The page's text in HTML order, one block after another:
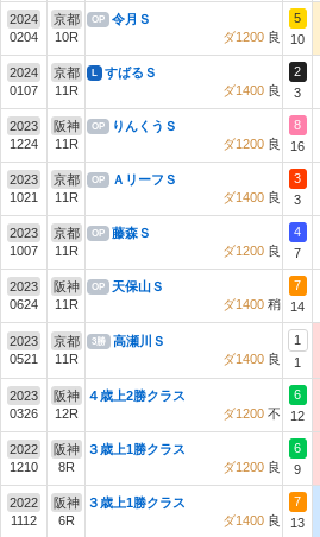
2024
0204
京都
10R
OP
令月Ｓ
ダ1200 良
5
10
2024
0107
京都
11R
L
すばるＳ
ダ1400 良
2
3
2023
1224
阪神
11R
OP
りんくうＳ
ダ1200 良
8
16
2023
1021
京都
11R
OP
ＡリーフＳ
ダ1400 良
3
3
2023
1007
京都
11R
OP
藤森Ｓ
ダ1200 良
4
7
2023
0624
阪神
11R
OP
天保山Ｓ
ダ1400 稍
7
14
2023
0521
京都
11R
3勝
高瀬川Ｓ
ダ1400 良
1
1
2023
0326
阪神
12R
４歳上2勝クラス
ダ1200 不
6
12
2022
1210
阪神
8R
３歳上1勝クラス
ダ1200 良
6
9
2022
1112
阪神
6R
３歳上1勝クラス
ダ1400 良
7
13